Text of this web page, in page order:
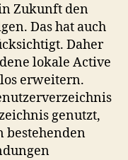
Zukunft den
Das hat auch
Daher
lokale Active
erweitern.
genutzt,
bestehenden